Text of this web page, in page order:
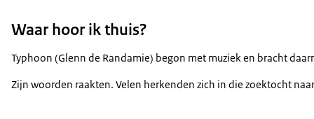
Waar hoor ik thuis?
Typhoon (Glenn de Randamie) begon met muziek en bracht
Zijn woorden raakten. Velen herkenden zich in die zoektocht